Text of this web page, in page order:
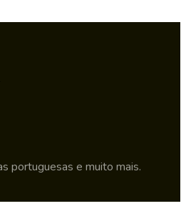
portuguesas e muito mais.